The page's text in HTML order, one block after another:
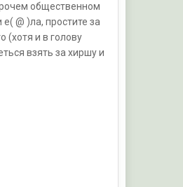
общественном
@ )ла, простите за
(хотя и в голову
взять за хиршу и